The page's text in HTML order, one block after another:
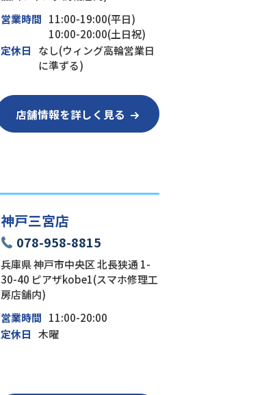
営業時間 11:00-19:00(平日)
10:00-20:00(土日祝)
定休日
なし(ウィング高輪営業日
に準ずる)
店舗情報を詳しく見る
神戸三宮店
078-958-8815
兵庫県 神戸市中央区 北長狭通 1-
30-40 ピアザkobe1(スマホ修理工
房店舗内)
営業時間 11:00-20:00
定休日 木曜